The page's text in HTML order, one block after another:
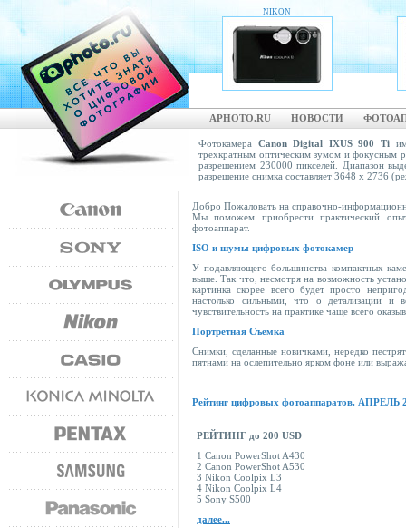
NIKON
APHOTO.RU НОВОСТИ
Фотокамера Canon Digital IXUS 900 Ti
трёхкратным оптическим зумом и фокусным
разрешением 230000 пикселей. Диапазон
разрешение снимка составляет 3648 х 2736
Добро Пожаловать на справочно-
Мы поможем приобрести практический
фотоаппарат.
ISO и шумы цифровых фотокамер
У подавляющего большинства компактных
выше. Так что, несмотря на возможность
картинка скорее всего будет просто
настолько сильными, что о детализации и
чувствительность на практике чаще всего
Портретная Съемка
Снимки, сделанные новичками, нередко
пятнами на ослепительно ярком фоне или
Рейтинг цифровых фотоаппаратов. АПРЕЛЬ
РЕЙТИНГ до 200 USD
1 Canon PowerShot A430
2 Canon PowerShot A530
3 Nikon Coolpix L3
4 Nikon Coolpix L4
5 Sony S500
далее...